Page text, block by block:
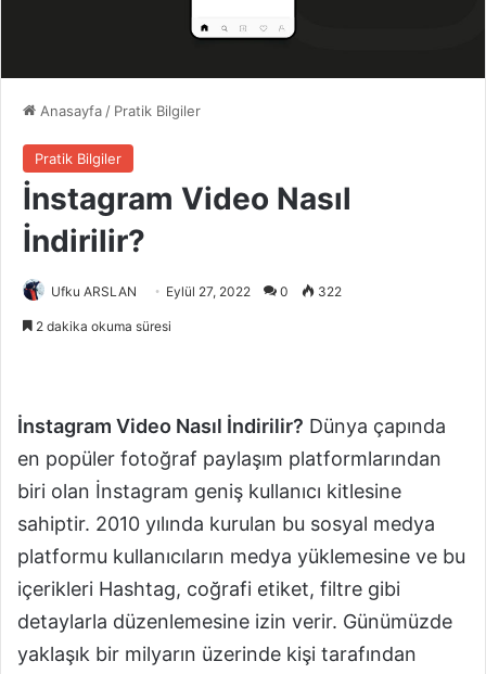
Anasayfa/ Pratik Bilgiler
Pratik Bilgiler
İnstagram Video Nasıl
İndirilir?
Ufku ARSLAN Eylül 27, 2022 0 322
2 dakika okuma süresi
İnstagram Video Nasıl İndirilir? Dünya çapında
en popüler fotoğraf paylaşım platformlarından
biri olan İnstagram geniş kullanıcı kitlesine
sahiptir. 2010 yılında kurulan bu sosyal medya
platformu kullanıcıların medya yüklemesine ve bu
içerikleri Hashtag, coğrafi etiket, filtre gibi
detaylarla düzenlemesine izin verir. Günümüzde
yaklaşık bir milyarın üzerinde kişi tarafından